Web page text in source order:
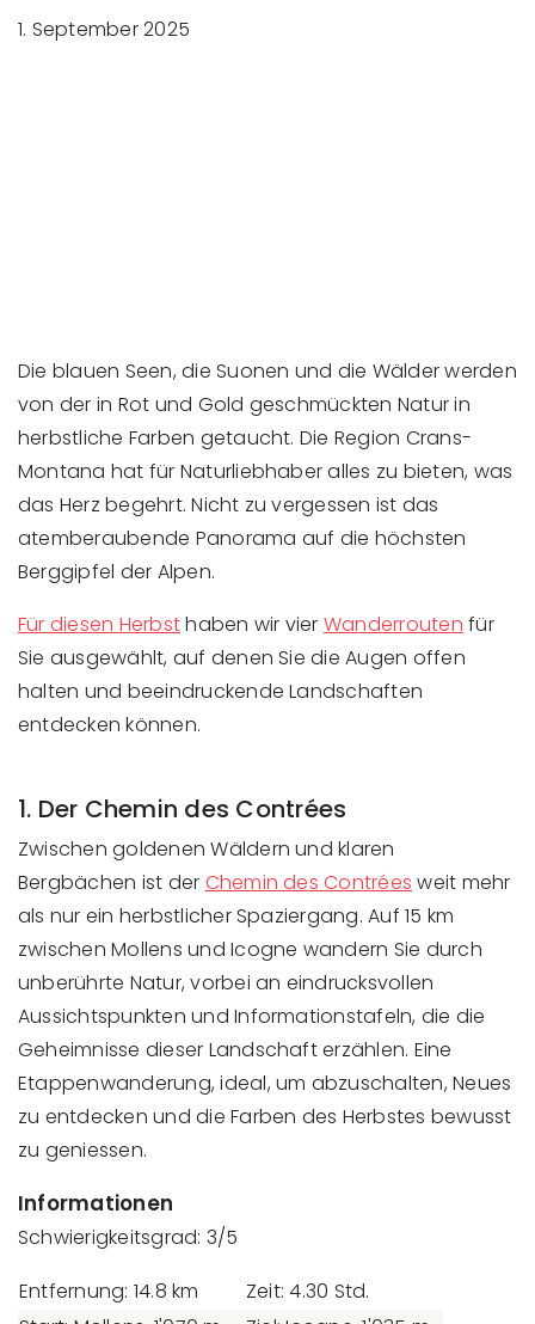
1. September 2025
Die blauen Seen, die Suonen und die Wälder werden
von der in Rot und Gold geschmückten Natur in
herbstliche Farben getaucht. Die Region Crans-
Montana hat für Naturliebhaber alles zu bieten, was
das Herz begehrt. Nicht zu vergessen ist das
atemberaubende Panorama auf die höchsten
Berggipfel der Alpen.
Für diesen Herbsthaben wir vier Wanderrouten für
Sie ausgewählt, auf denen Sie die Augen offen
halten und beeindruckende Landschaften
entdecken können.
1. Der Chemin des Contrées
Zwischen goldenen Wäldern und klaren
Bergbächen ist der Chemin des Contrées weit mehr
als nur ein herbstlicher Spaziergang. Auf 15 km
zwischen Mollens und Icogne wandern Sie durch
unberührte Natur, vorbei an eindrucksvollen
Aussichtspunkten und Informationstafeln, die die
Geheimnisse dieser Landschaft erzählen. Eine
Etappenwanderung, ideal, um abzuschalten, Neues
zu entdecken und die Farben des Herbstes bewusst
zu geniessen.
Informationen
Schwierigkeitsgrad: 3/5
Entfernung: 14.8 km
Zeit: 4.30 Std.